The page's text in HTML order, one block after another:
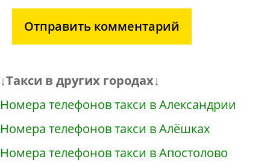
Отправить комментарий
↓Такси в других городах↓
Номера телефонов такси в Александрии
Номера телефонов такси в Алёшках
Номера телефонов такси в Апостолово